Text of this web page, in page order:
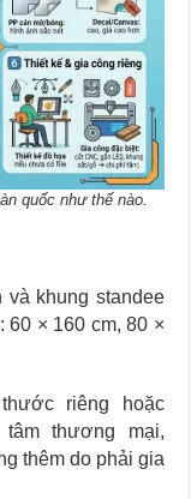
quốc như thế nào.
khung standee
60 × 160 cm, 80 ×
riêng hoặc
thương mại,
thêm do phải gia